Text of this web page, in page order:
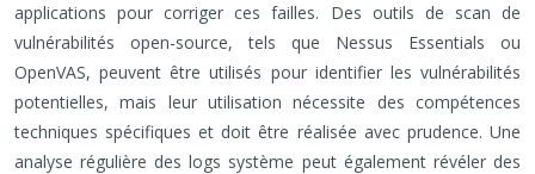
applications pour corriger ces failles. Des outils de scan de
vulnérabilités open-source, tels que Nessus Essentials ou
OpenVAS, peuvent être utilisés pour identifier les vulnérabilités
potentielles, mais leur utilisation nécessite des compétences
techniques spécifiques et doit être réalisée avec prudence. Une
analyse régulière des logs système peut également révéler des